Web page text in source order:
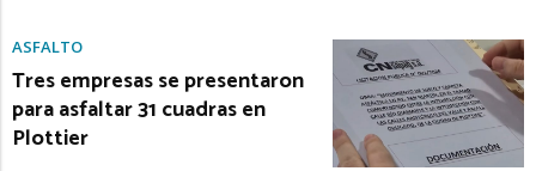
ASFALTO
Tres empresas se presentaron
para asfaltar 31 cuadras en
Plottier